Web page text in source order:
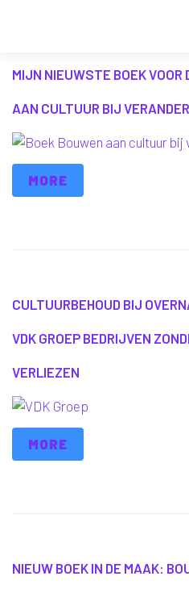
MIJN NIEUWSTE BOEK VOOR
AAN CULTUUR BIJ
MORE
CULTUURBEHOUD BIJ
VDK GROEP BEDRIJVEN
VERLIEZEN
MORE
NIEUW BOEK IN DE MAAK: